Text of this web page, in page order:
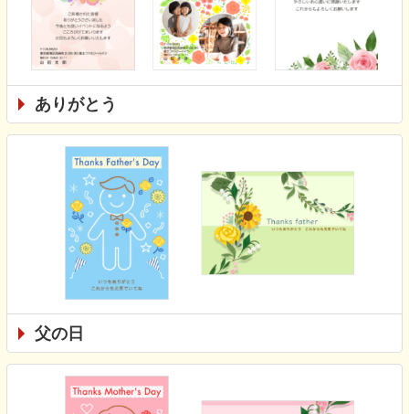
ありがとう
父の日